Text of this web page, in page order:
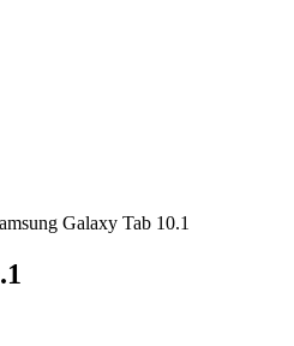
Galaxy Tab 10.1